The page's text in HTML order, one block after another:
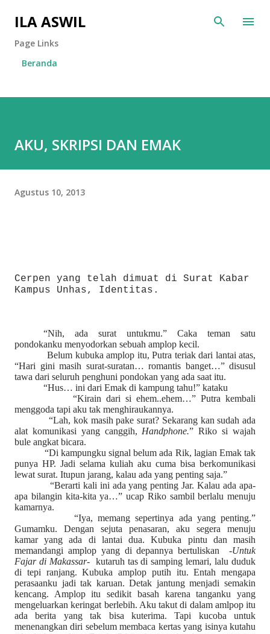
Langsung ke konten utama
ILA ASWIL
Page Links
Beranda
AKU, SKRIPSI DAN EMAK
Agustus 10, 2013
Cerpen yang telah dimuat di Surat Kabar
Kampus Unhas, Identitas.
“Nih, ada surat untukmu.” Caka teman satu
pondokanku menyodorkan sebuah amplop kecil.
Belum kubuka amplop itu, Putra teriak dari lantai atas,
“Hari gini masih surat-suratan… romantis banget…” disusul
tawa dari seluruh penghuni pondokan yang ada saat itu.
“Hus… ini dari Emak di kampung tahu!” kataku
“Kirain dari si ehem..ehem…” Putra kembali
menggoda tapi aku tak menghiraukannya.
“Lah, kok masih pake surat? Sekarang kan sudah ada
alat komunikasi yang canggih, Handphone.” Riko si wajah
bule angkat bicara.
“Di kampungku signal belum ada Rik, lagian Emak tak
punya HP. Jadi selama kuliah aku cuma bisa berkomunikasi
lewat surat. Itupun jarang, kalau ada yang penting saja.”
“Berarti kali ini ada yang penting Jar. Kalau ada apa-
apa bilangin kita-kita ya…” ucap Riko sambil berlalu menuju
kamarnya.
“Iya, memang sepertinya ada yang penting.”
Gumamku. Dengan sejuta penasaran, aku segera menuju
kamar yang ada di lantai dua. Kubuka pintu dan masih
memandangi amplop yang di depannya bertuliskan
-Untuk
Fajar di Makassar- kutaruh tas di samping lemari, lalu duduk
di tepi ranjang. Kubuka amplop putih itu. Entah mengapa
perasaanku jadi tak karuan. Detak jantung menjadi semakin
kencang. Amplop itu sedikit basah karena tanganku yang
mengeluarkan keringat berlebih. Aku takut di dalam amlpop itu
ada berita yang tak bisa kuterima. Tapi kucoba untuk
menenangkan diri sebelum membaca kertas yang isinya kutahu